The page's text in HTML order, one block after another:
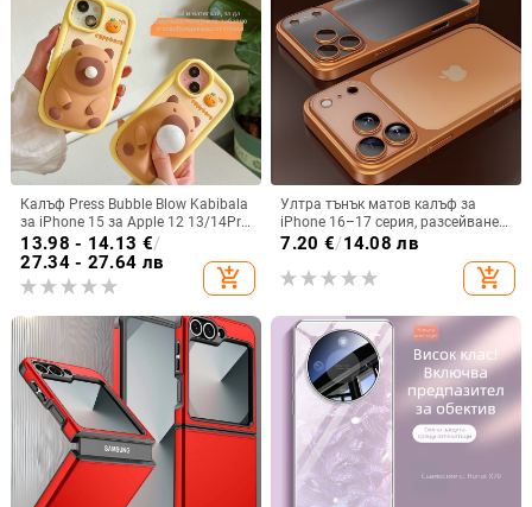
Калъф Press Bubble Blow Kabibala
за iPhone 15 за Apple 12 13/14Pro
Max, устойчив на изпускане 11
13.98 - 14.13 €/
27.34 - 27.64 лв
add_shopping_cart
Ултра тънък матов калъф за
iPhone 16–17 серия, разсейване
на топлината, пълно покритие,
удароустойчив и устойчив на
отпечатъци
7.20 €/14.08 лв
add_shopping_cart